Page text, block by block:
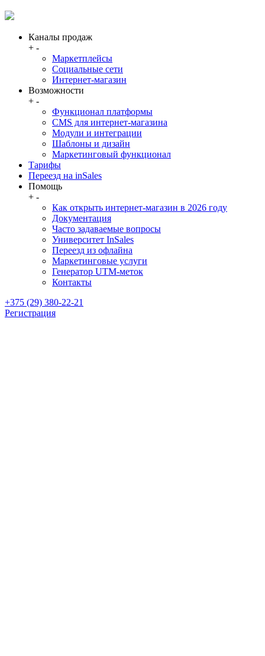
Каналы продаж
+ -
Маркетплейсы
Социальные сети
Интернет-магазин
Возможности
+ -
Функционал платформы
CMS для интернет-магазина
Модули и интеграции
Шаблоны и дизайн
Маркетинговый функционал
Тарифы
Переезд на inSales
Помощь
+ -
Как открыть интернет-магазин в 2026 году
Документация
Часто задаваемые вопросы
Университет InSales
Переезд из офлайна
Маркетинговые услуги
Генератор UTM-меток
Контакты
+375 (29) 380-22-21
Регистрация